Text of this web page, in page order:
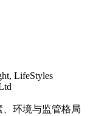
LifeStyles
环境与监管格局